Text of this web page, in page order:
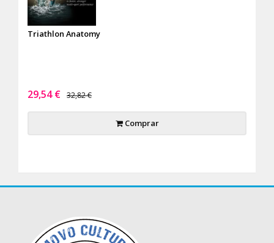
Triathlon Anatomy
29,54 € 32,82 €
Comprar